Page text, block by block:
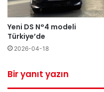
Yeni DS N°4 modeli
Türkiye’de
2026-04-18
Bir yanıt yazın